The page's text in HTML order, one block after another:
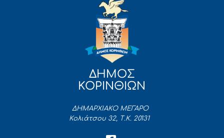
ΔΗΜΟΣ
ΚΟΡΙΝΘΙΩΝ
ΔΗΜΑΡΧΙΑΚΟ ΜΕΓΑΡΟ
Κολιάτσου 32, Τ.Κ. 20131